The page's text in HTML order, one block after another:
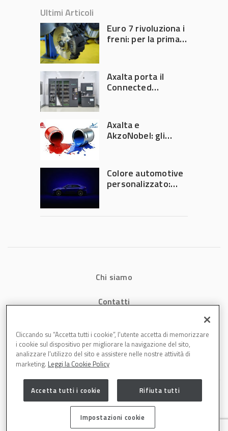
Ultimi Articoli
Euro 7 rivoluziona i
freni: per la prima
generate dalla
frenata
Axalta porta il
Connected
Automechanika
Frankfurt 2026
Axalta e
AkzoNobel: gli
Colore automotive
personalizzato:
diventa ingegneria
Chi siamo
Contatti
Cookies
Cliccando su “Accetta tutti i cookie”, l'utente accetta di memorizzare
i cookie sul dispositivo per migliorare la navigazione del sito,
analizzare l'utilizzo del sito e assistere nelle nostre attività di
marketing. Leggi la Cookie Policy
Accetta tutti i cookie Rifiuta tutti
Impostazioni cookie